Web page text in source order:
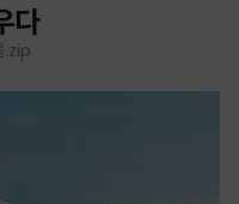
다
.zip